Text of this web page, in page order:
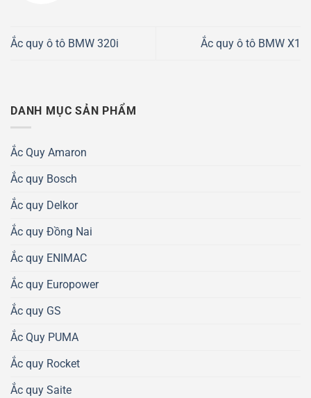
Ắc quy ô tô BMW 320i Ắc quy ô tô BMW X1
DANH MỤC SẢN PHẨM
Ắc Quy Amaron
Ắc quy Bosch
Ắc quy Delkor
Ắc quy Đồng Nai
Ắc quy ENIMAC
Ắc quy Europower
Ắc quy GS
Ắc Quy PUMA
Ắc quy Rocket
Ắc quy Saite